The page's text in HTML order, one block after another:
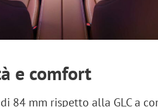
e comfort
84 mm rispetto alla GLC a